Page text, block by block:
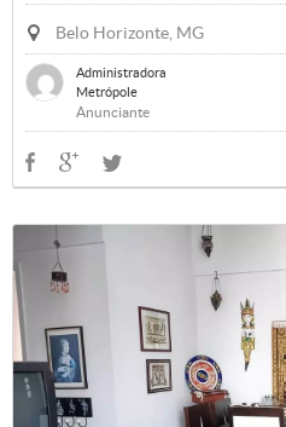
Belo Horizonte, MG
Administradora
Metrópole
Anunciante